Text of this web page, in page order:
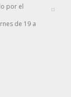
por el
de 19 a